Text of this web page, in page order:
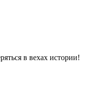
в вехах истории!